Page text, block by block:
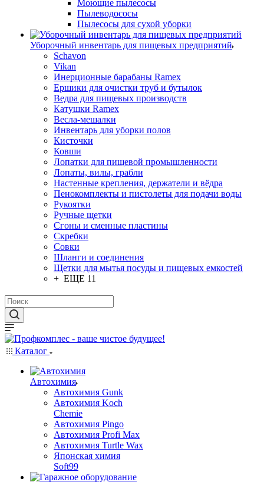
Моющие пылесосы
Пылеводососы
Пылесосы для сухой уборки
Уборочный инвентарь для пищевых предприятий
Schavon
Vikan
Инерционные барабаны Ramex
Ершики для очистки труб и бутылок
Ведра для пищевых производств
Катушки Ramex
Весла-мешалки
Инвентарь для уборки полов
Кисточки
Ковши
Лопатки для пищевой промышленности
Лопаты, вилы, грабли
Настенные крепления, держатели и вёдра
Пенокомплекты и пистолеты для подачи воды
Рукоятки
Ручные щетки
Сгоны и сменные пластины
Скребки
Совки
Шланги и соединения
Щетки для мытья посуды и пищевых емкостей
+ ЕЩЕ 11
Каталог
Автохимия
Автохимия Gunk
Автохимия Koch
Chemie
Автохимия Pingo
Автохимия Profi Max
Автохимия Turtle Wax
Японская химия
Soft99